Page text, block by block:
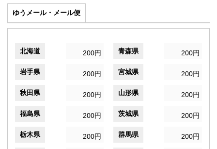
ゆうメール・メール便
北海道 200円 青森県 200円
岩手県 200円 宮城県 200円
秋田県 200円 山形県 200円
福島県 200円 茨城県 200円
栃木県 200円 群馬県 200円